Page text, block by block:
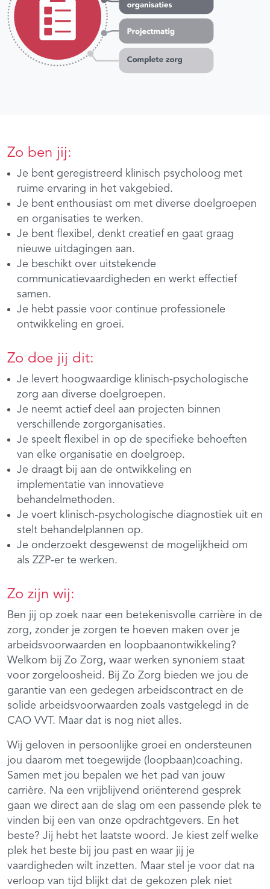
Zo ben jij:
Je bent geregistreerd klinisch psycholoog met
ruime ervaring in het vakgebied.
Je bent enthousiast om met diverse doelgroepen
en organisaties te werken.
Je bent flexibel, denkt creatief en gaat graag
nieuwe uitdagingen aan.
Je beschikt over uitstekende
communicatievaardigheden en werkt effectief
samen.
Je hebt passie voor continue professionele
ontwikkeling en groei.
Zo doe jij dit:
Je levert hoogwaardige klinisch-psychologische
zorg aan diverse doelgroepen.
Je neemt actief deel aan projecten binnen
verschillende zorgorganisaties.
Je speelt flexibel in op de specifieke behoeften
van elke organisatie en doelgroep.
Je draagt bij aan de ontwikkeling en
implementatie van innovatieve
behandelmethoden.
Je voert klinisch-psychologische diagnostiek uit en
stelt behandelplannen op.
Je onderzoekt desgewenst de mogelijkheid om
als ZZP-er te werken.
Zo zijn wij:
Ben jij op zoek naar een betekenisvolle carrière in de
zorg, zonder je zorgen te hoeven maken over je
arbeidsvoorwaarden en loopbaanontwikkeling?
Welkom bij Zo Zorg, waar werken synoniem staat
voor zorgeloosheid. Bij Zo Zorg bieden we jou de
garantie van een gedegen arbeidscontract en de
solide arbeidsvoorwaarden zoals vastgelegd in de
CAO VVT. Maar dat is nog niet alles.
Wij geloven in persoonlijke groei en ondersteunen
jou daarom met toegewijde (loopbaan)coaching.
Samen met jou bepalen we het pad van jouw
carrière. Na een vrijblijvend oriënterend gesprek
gaan we direct aan de slag om een passende plek te
vinden bij een van onze opdrachtgevers. En het
beste? Jij hebt het laatste woord. Je kiest zelf welke
plek het beste bij jou past en waar jij je
vaardigheden wilt inzetten. Maar stel je voor dat na
verloop van tijd blijkt dat de gekozen plek niet